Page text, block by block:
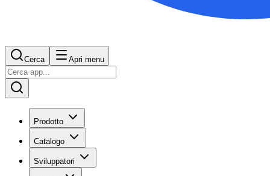
Cerca Apri menu
Prodotto
Catalogo
Sviluppatori